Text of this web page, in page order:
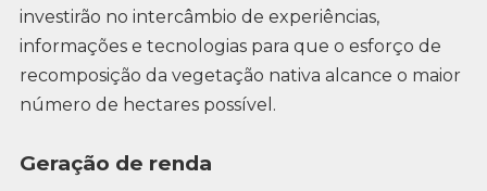
investirão no intercâmbio de experiências,
informações e tecnologias para que o esforço de
recomposição da vegetação nativa alcance o maior
número de hectares possível.
Geração de renda